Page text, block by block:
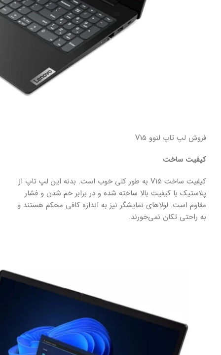
فروش لپ تاپ لنوو V15
کیفیت ساخت
کیفیت ساخت V15 به طور کلی خوب است. بدنه این لپ تاپ از
پلاستیک با کیفیت بالا ساخته شده و در برابر خم شدن و فشار
مقاوم است. لولاهای نمایشگر نیز به اندازه کافی محکم هستند و
به راحتی تکان نمی‌خورند.